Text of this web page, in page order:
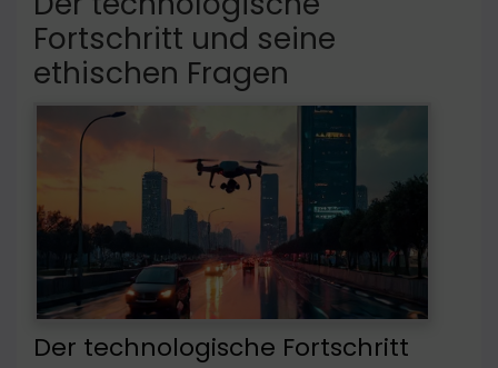
Fortschritt und seine
ethischen Fragen
Der technologische Fortschritt